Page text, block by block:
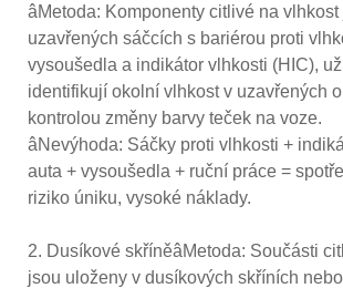
âMetoda: Komponenty citlivé na
uzavřených sáčcích s bariérou proti
vysoušedla a indikátor vlhkosti (HIC),
identifikují okolní vlhkost v uzavřených
kontrolou změny barvy teček na voze.
âNevýhoda: Sáčky proti vlhkosti +
auta + vysoušedla + ruční práce =
riziko úniku, vysoké náklady.
2. Dusíkové skříněâMetoda: Součásti
jsou uloženy v dusíkových skříních